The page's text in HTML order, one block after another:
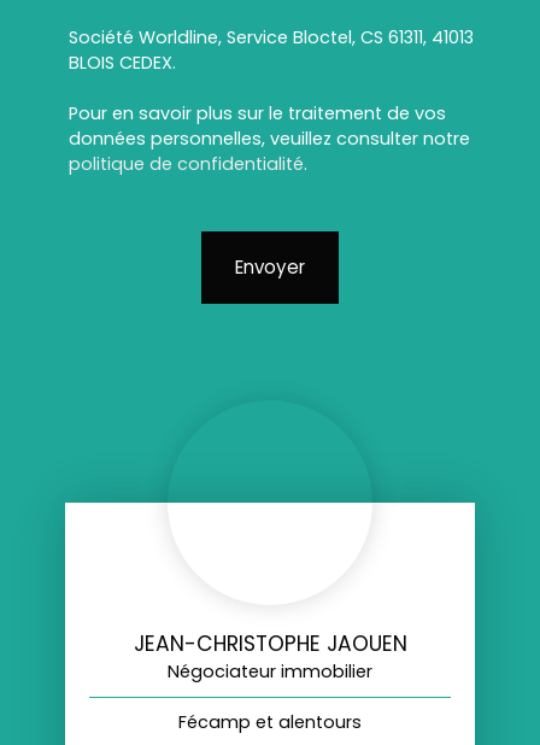
Société Worldline, Service Bloctel, CS 61311, 41013
BLOIS CEDEX.
Pour en savoir plus sur le traitement de vos
données personnelles, veuillez consulter notre
politique de confidentialité.
Envoyer
JEAN-CHRISTOPHE JAOUEN
Négociateur immobilier
Fécamp et alentours